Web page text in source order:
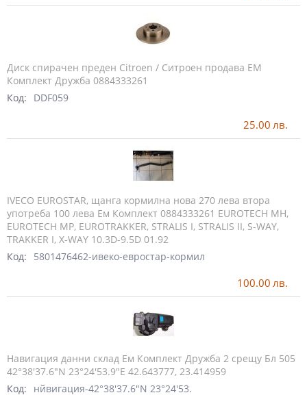
Диск спирачен преден Citroen / Ситроен продава ЕМ
Комплект Дружба 0884333261
Код:
DDF059
25.00 лв.
IVECO EUROSTAR, щанга кормилна нова 270 лева втора
употреба 100 лева Ем Комплект 0884333261 EUROTECH MH,
EUROTECH MP, EUROTRAKKER, STRALIS I, STRALIS II, S-WAY,
TRAKKER I, X-WAY 10.3D-9.5D 01.92
Код:
5801476462-ивеко-евростар-кормил
100.00 лв.
Навигация данни склад Ем Комплект Дружба 2 срещу Бл 505
42°38'37.6"N 23°24'53.9"E 42.643777, 23.414959
Код:
нйвигация-42°38'37.6"N 23°24'53.